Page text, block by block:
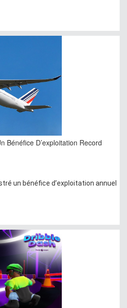
Bénéfice D’exploitation Record
un bénéfice d’exploitation annuel